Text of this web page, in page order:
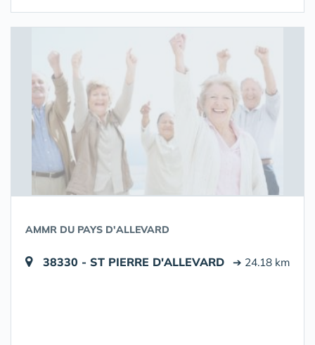
AMMR DU PAYS D'ALLEVARD
38330 - ST PIERRE D'ALLEVARD ➔ 24.18 km